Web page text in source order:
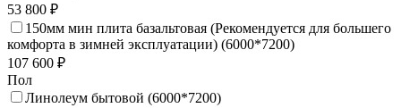
53 800 ₽
150мм мин плита базальтовая (Рекомендуется для большего
комфорта в зимней эксплуатации) (6000*7200)
107 600 ₽
Пол
Линолеум бытовой (6000*7200)